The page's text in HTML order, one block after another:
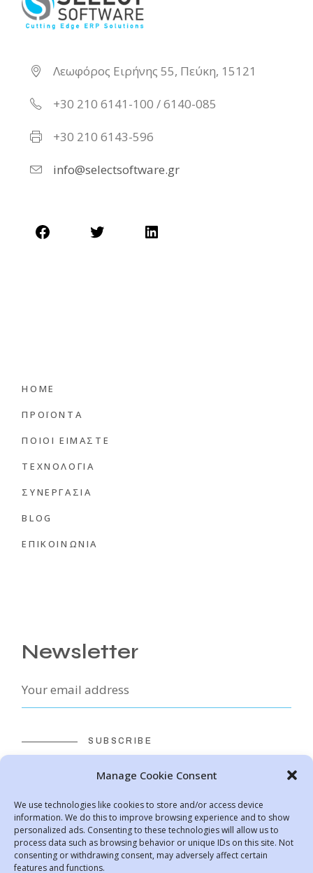
Manage Cookie Consent
We use technologies like cookies to store and/or access device
information. We do this to improve browsing experience and to show
personalized ads. Consenting to these technologies will allow us to
process data such as browsing behavior or unique IDs on this site. Not
consenting or withdrawing consent, may adversely affect certain
features and functions.
Λεωφόρος Ειρήνης 55, Πεύκη, 15121
+30 210 6141-100 / 6140-085
+30 210 6143-596
info@selectsoftware.gr
HOME
ΠΡΟΪΟΝΤΑ
ΠΟΙΟΙ ΕΊΜΑΣΤΕ
ΤΕΧΝΟΛΟΓΙΑ
ΣΥΝΕΡΓΑΣΙΑ
BLOG
ΕΠΙΚΟΙΝΩΝΙΑ
Newsletter
SUBSCRIBE
ΠΟΛΙΤΙΚΗ ΑΠΟΡΡΗΤΟΥ
ΠΟΛΙΤΙΚΗ ΧΡΗΣΗΣ COOKIES